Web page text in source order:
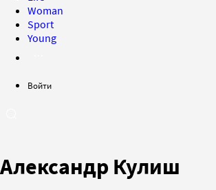
Woman
Sport
Young
Войти
Александр Кулиш